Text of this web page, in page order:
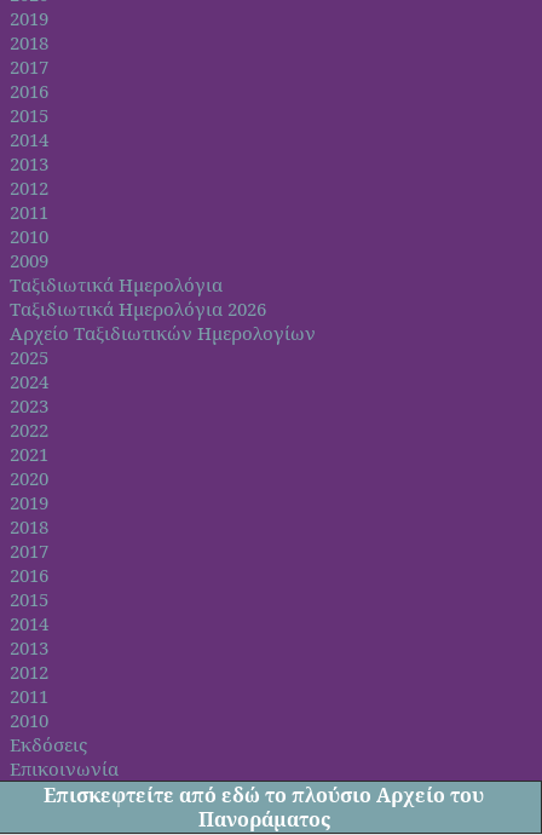
2019
2018
2017
2016
2015
2014
2013
2012
2011
2010
2009
Ταξιδιωτικά Ημερολόγια
Ταξιδιωτικά Ημερολόγια 2026
Αρχείο Ταξιδιωτικών Ημερολογίων
2025
2024
2023
2022
2021
2020
2019
2018
2017
2016
2015
2014
2013
2012
2011
2010
Εκδόσεις
Επικοινωνία
Επισκεφτείτε από εδώ το πλούσιο Αρχείο του
Πανοράματος